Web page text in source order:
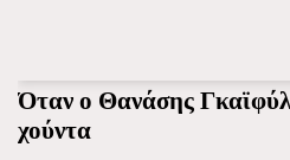
Όταν ο Θανάσης
χούντα